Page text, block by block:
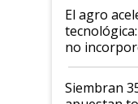
El agro
no
perder el
Siembran